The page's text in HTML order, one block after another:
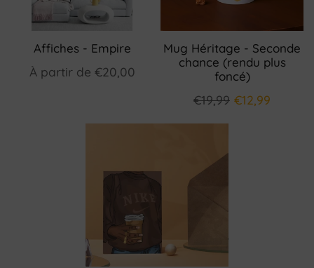
Affiches - Empire
À partir de €20,00
Mug Héritage - Seconde
chance (rendu plus
foncé)
€19,99 €12,99